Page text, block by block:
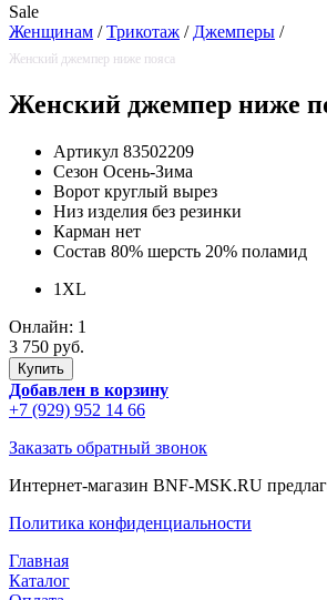
Sale
Женщинам / Трикотаж / Джемперы /
Женский джемпер ниже пояса
Женский джемпер ниже
Артикул 83502209
Сезон Осень-Зима
Ворот круглый вырез
Низ изделия без резинки
Карман нет
Состав 80% шерсть 20% поламид
1XL
Онлайн: 1
3 750 руб.
Добавлен в корзину
+7 (929) 952 14 66
Заказать обратный звонок
Интернет-магазин BNF-MSK.RU
Политика конфиденциальности
Главная
Каталог